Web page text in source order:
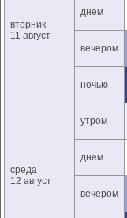
вторник
11 август
днем
вечером
ночью
среда
12 август
утром
днем
вечером